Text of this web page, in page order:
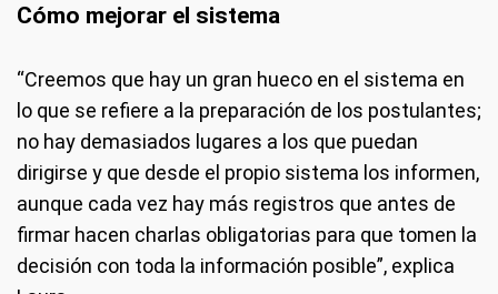
Cómo mejorar el sistema
“Creemos que hay un gran hueco en el sistema en
lo que se refiere a la preparación de los postulantes;
no hay demasiados lugares a los que puedan
dirigirse y que desde el propio sistema los informen,
aunque cada vez hay más registros que antes de
firmar hacen charlas obligatorias para que tomen la
decisión con toda la información posible”, explica